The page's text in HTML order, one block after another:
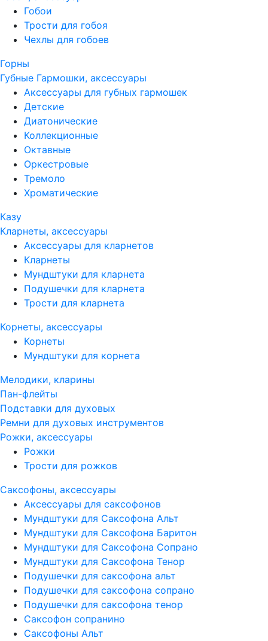
Гобои
Трости для гобоя
Чехлы для гобоев
Горны
Губные Гармошки, аксессуары
Аксессуары для губных гармошек
Детские
Диатонические
Коллекционные
Октавные
Оркестровые
Тремоло
Хроматические
Казу
Кларнеты, аксессуары
Аксессуары для кларнетов
Кларнеты
Мундштуки для кларнета
Подушечки для кларнета
Трости для кларнета
Корнеты, аксессуары
Корнеты
Мундштуки для корнета
Мелодики, кларины
Пан-флейты
Подставки для духовых
Ремни для духовых инструментов
Рожки, аксессуары
Рожки
Трости для рожков
Саксофоны, аксессуары
Аксессуары для саксофонов
Мундштуки для Саксофона Альт
Мундштуки для Саксофона Баритон
Мундштуки для Саксофона Сопрано
Мундштуки для Саксофона Тенор
Подушечки для саксофона альт
Подушечки для саксофона сопрано
Подушечки для саксофона тенор
Саксофон сопранино
Саксофоны Альт